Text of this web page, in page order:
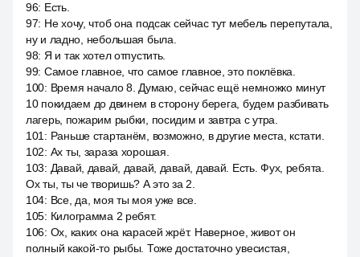
96: Есть.
97: Не хочу, чтоб она подсак сейчас тут мебель перепутала,
ну и ладно, небольшая была.
98: Я и так хотел отпустить.
99: Самое главное, что самое главное, это поклёвка.
100: Время начало 8. Думаю, сейчас ещё немножко минут
10 покидаем до двинем в сторону берега, будем разбивать
лагерь, пожарим рыбки, посидим и завтра с утра.
101 : Раньше стартанём, возможно, в другие места, кстати.
102: Ах ты, зараза хорошая.
103: Давай, давай, давай, давай, давай. Есть. Фух, ребята.
Ох ты, ты че творишь? А это за 2.
104: Все, да, моя ты моя уже все.
105: Килограмма 2 ребят.
106: Ох, каких она карасей жрёт. Наверное, живот он
полный какой-то рыбы. Тоже достаточно увесистая,